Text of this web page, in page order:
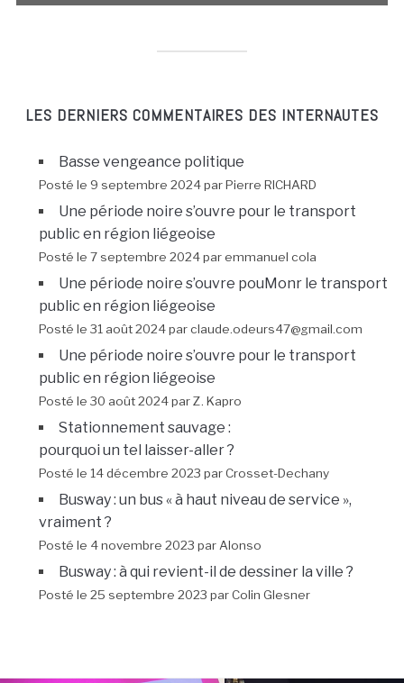
LES DERNIERS COMMENTAIRES DES INTERNAUTES
Basse vengeance politique
Posté le 9 septembre 2024 par Pierre RICHARD
Une période noire s’ouvre pour le transport
public en région liégeoise
Posté le 7 septembre 2024 par emmanuel cola
Une période noire s’ouvre pouMonr le transport
public en région liégeoise
Posté le 31 août 2024 par claude.odeurs47@gmail.com
Une période noire s’ouvre pour le transport
public en région liégeoise
Posté le 30 août 2024 par Z. Kapro
Stationnement sauvage :
pourquoi un tel laisser-aller ?
Posté le 14 décembre 2023 par Crosset-Dechany
Busway : un bus « à haut niveau de service »,
vraiment ?
Posté le 4 novembre 2023 par Alonso
Busway : à qui revient-il de dessiner la ville ?
Posté le 25 septembre 2023 par Colin Glesner